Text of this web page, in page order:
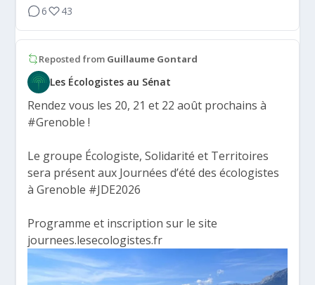
6
43
Reposted from Guillaume Gontard
Les Écologistes au Sénat
Rendez vous les 20, 21 et 22 août prochains à
#Grenoble !
Le groupe Écologiste, Solidarité et Territoires
sera présent aux Journées d’été des écologistes
à Grenoble #JDE2026
Programme et inscription sur le site
journees.lesecologistes.fr